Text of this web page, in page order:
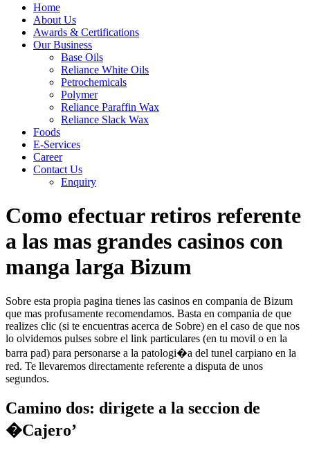
Menu
Home
About Us
Awards & Certifications
Our Business
Base Oils
Reliance White Oils
Petrochemicals
Polymer
Reliance Paraffin Wax
Reliance Slack Wax
Foods
E-Services
Career
Contact Us
Enquiry
Como efectuar retiros referente
a las mas grandes casinos con
manga larga Bizum
Sobre esta propia pagina tienes las casinos en compania de Bizum
que mas profusamente recomendamos. Basta en compania de que
realizes clic (si te encuentras acerca de Sobre) en el caso de que nos
lo olvidemos pulses sobre el link particulares (en tu movil o en la
barra pad) para personarse a la patologi�a del tunel carpiano en la
red. Te llevaremos directamente referente a disputa de unos
segundos.
Camino dos: dirigete a la seccion de
�Cajero’